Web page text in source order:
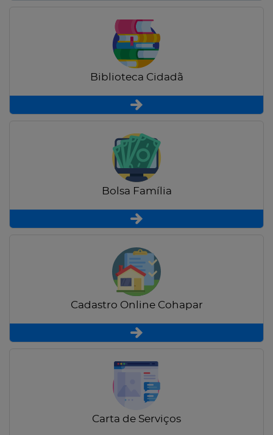
Biblioteca Cidadã
Bolsa Família
Cadastro Online Cohapar
Carta de Serviços